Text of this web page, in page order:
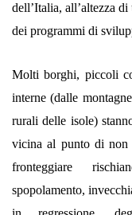
dell’Italia, all’altezza
dei programmi di
Molti borghi, piccoli
interne (dalle
rurali delle isole)
vicina al punto di non
fronteggiare
spopolamento,